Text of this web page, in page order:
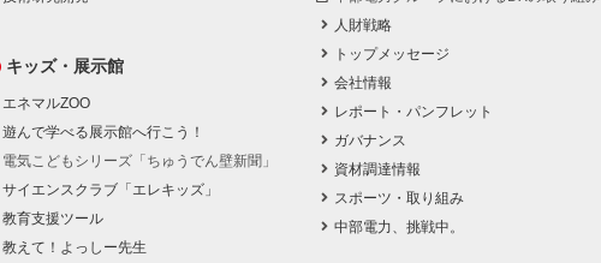
キッズ・展示館
エネマルZOO
遊んで学べる展示館へ行こう！
電気こどもシリーズ「ちゅうでん壁新聞」
サイエンスクラブ「エレキッズ」
教育支援ツール
教えて！よっしー先生
人財戦略
トップメッセージ
会社情報
レポート・パンフレット
ガバナンス
資材調達情報
スポーツ・取り組み
中部電力、挑戦中。